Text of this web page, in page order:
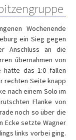
Wochenende
ein Sieg gegen
Anschluss an die
übernahmen von
hätte das 1:0 fallen
rechten Seite knapp
nach einem Solo im
Flanke von
noch so über die
Ecke setzte Wagner
links vorbei ging.